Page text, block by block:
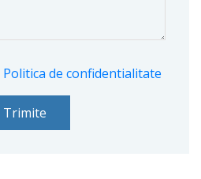
Politica de confidentialitate
Trimite